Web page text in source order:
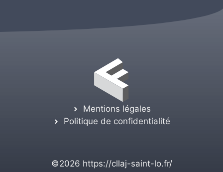
Mentions légales
Politique de confidentialité
©2026 https://cllaj-saint-lo.fr/